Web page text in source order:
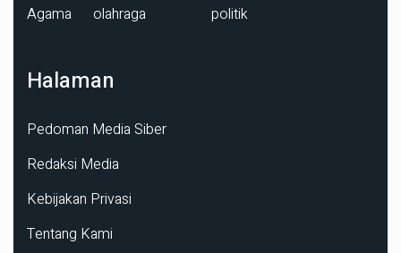
Agama
olahraga
politik
Halaman
Pedoman Media Siber
Redaksi Media
Kebijakan Privasi
Tentang Kami